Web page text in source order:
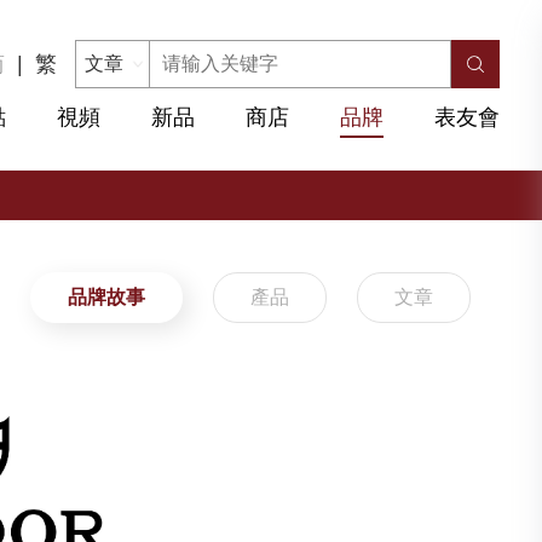
| 繁
視頻 新品 商店 品牌 表友會
品牌故事 產品 文章